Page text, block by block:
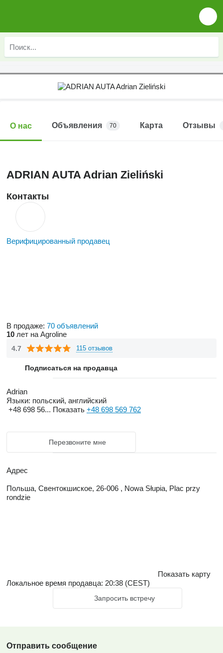
О нас Объявления 70 Карта Отзывы
ADRIAN AUTA Adrian Zieliński
Контакты
Верифицированный продавец
В продаже: 70 объявлений
10 лет на Agroline
4.7 115 отзывов
Подписаться на продавца
Adrian
Языки: польский, английский
+48 698 56... Показать +48 698 569 762
Перезвоните мне
Адрес
Польша, Свентокшиское, 26-006 , Nowa Słupia, Plac przy
rondzie
Показать карту
Локальное время продавца: 20:38 (CEST)
Запросить встречу
Отправить сообщение